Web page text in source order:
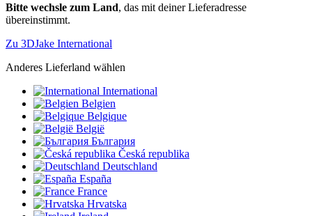
Bitte wechsle zum Land, das mit deiner Lieferadresse
übereinstimmt.
Zu 3DJake International
Anderes Lieferland wählen
International
Belgien
Belgique
België
България
Česká republika
Deutschland
España
France
Hrvatska